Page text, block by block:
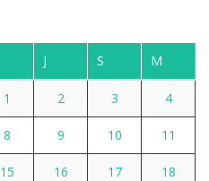
J S M
1 2 3 4
8 9 10 11
15 16 17 18